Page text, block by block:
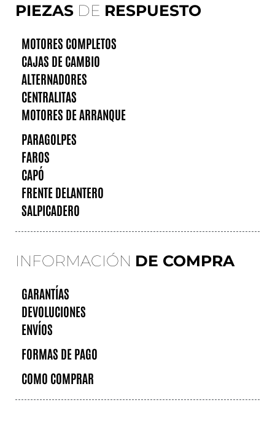
PIEZAS DE RESPUESTO
MOTORES COMPLETOS
CAJAS DE CAMBIO
ALTERNADORES
CENTRALITAS
MOTORES DE ARRANQUE
PARAGOLPES
FAROS
CAPÓ
FRENTE DELANTERO
SALPICADERO
INFORMACIÓN DE COMPRA
GARANTÍAS
DEVOLUCIONES
ENVÍOS
FORMAS DE PAGO
COMO COMPRAR